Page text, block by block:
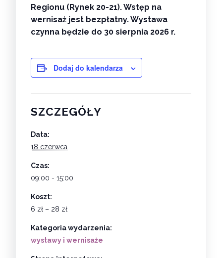
Regionu (Rynek 20-21). Wstęp na
wernisaż jest bezpłatny. Wystawa
czynna będzie do 30 sierpnia 2026 r.
Dodaj do kalendarza
SZCZEGÓŁY
Data:
18 czerwca
Czas:
09:00 - 15:00
Koszt:
6 zł – 28 zł
Kategoria wydarzenia:
wystawy i wernisaże